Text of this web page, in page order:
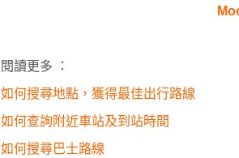
閱讀更多 ：
如何搜尋地點，獲得最佳出行路線
如何查詢附近車站及到站時間
如何搜尋巴士路線